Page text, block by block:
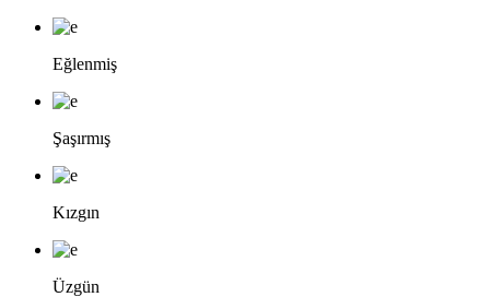
Eğlenmiş
Şaşırmış
Kızgın
Üzgün